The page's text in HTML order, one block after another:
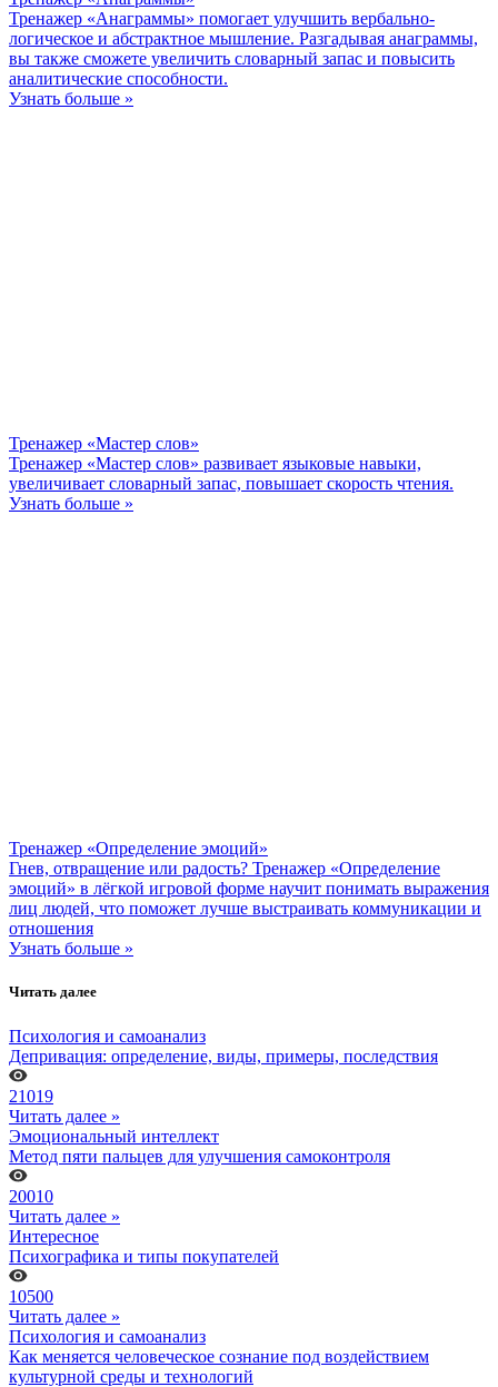
Тренажер «Анаграммы» помогает улучшить вербально-
логическое и абстрактное мышление. Разгадывая анаграммы,
вы также сможете увеличить словарный запас и повысить
аналитические способности.
Узнать больше »
Тренажер «Мастер слов»
Тренажер «Мастер слов» развивает языковые навыки,
увеличивает словарный запас, повышает скорость чтения.
Узнать больше »
Тренажер «Определение эмоций»
Гнев, отвращение или радость? Тренажер «Определение
эмоций» в лёгкой игровой форме научит понимать выражения
лиц людей, что поможет лучше выстраивать коммуникации и
отношения
Узнать больше »
Читать далее
Психология и самоанализ
Депривация: определение, виды, примеры, последствия
21019
Читать далее »
Эмоциональный интеллект
Метод пяти пальцев для улучшения самоконтроля
20010
Читать далее »
Интересное
Психографика и типы покупателей
10500
Читать далее »
Психология и самоанализ
Как меняется человеческое сознание под воздействием
культурной среды и технологий